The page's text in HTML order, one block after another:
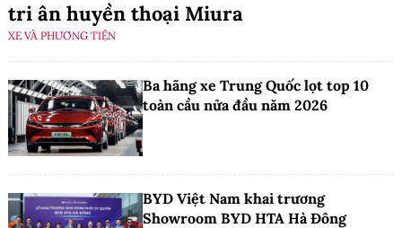
tri ân huyền thoại Miura
XE VÀ PHƯƠNG TIỆN
Ba hãng xe Trung Quốc lọt top 10
toàn cầu nửa đầu năm 2026
BYD Việt Nam khai trương
Showroom BYD HTA Hà Đông